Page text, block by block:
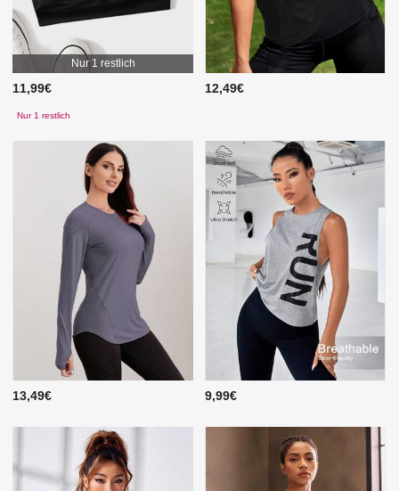
Nur 1 restlich
11,99€
Nur 1 restlich
12,49€
13,49€ 9,99€